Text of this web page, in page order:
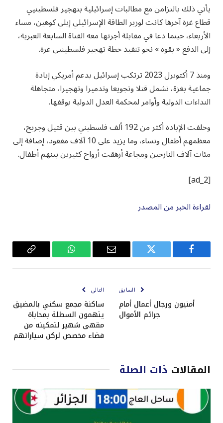
يأتي ذلك بالتزامن مع مطالبات إسرائيلية بتهجير فلسطينيي
قطاع غزة آخرها كانت لوزير الطاقة الإسرائيلي إيلي كوهين، مساء
الأربعاء، حينما دعا في مقابلة أجرتها معه القناة السابعة العبرية،
إلى الدفع « بقوة » نحو تنفيذ خطة تهجير فلسطينيي غزة.
ومنذ 7 أكتوبرل 2023 ترتكب إسرائيل بدعم أمريكي إبادة
جماعية بغزة، تشمل قتلا وتجويعا وتدميرا وتهجيرا، متجاهلة
النداءات الدولية وأوامر لمحكمة العدل الدولية بوقفها.
وخلفت الإبادة أكثر من 192 ألف فلسطيني بين قتيل وجريح،
معظمهم أطفال ونساء، وما يزيد على 10 آلاف مفقود، إضافة إلى
مئات آلاف النازحين ومجاعة أزهقت أرواح كثيرين بينهم أطفال.
[ad_2]
لقراءة الخبر من المصدر
فيسبوك تويتر
البريد
واتساب
Copy
السابق
أمنيون ورجال أعمال أمام
جرائم الأموال
التالي
ساكنة مجمع سكني بالمضيق
يتهمون السطلة بمحاباة
مقهى شهير لتمكينه من
فضاء مخصص لركن سياراتهم
المقالات ذات الصلة